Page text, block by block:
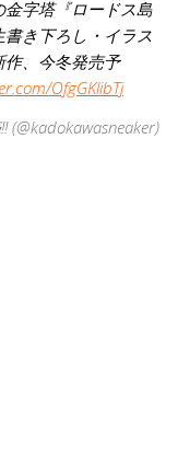
金字塔『ロードス島
き下ろし・イラス
作、今冬発売予
OfgGKlibTj